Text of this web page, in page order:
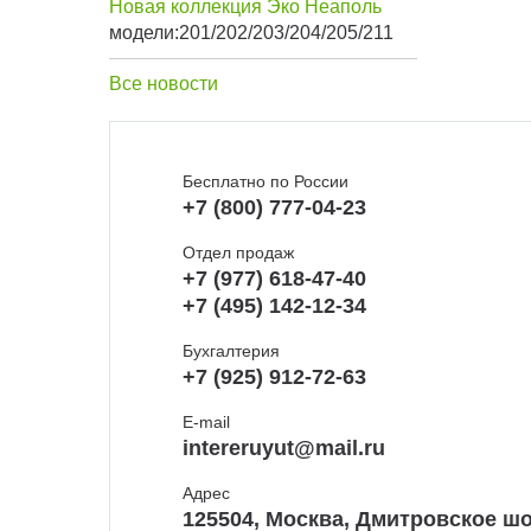
Новая коллекция Эко Неаполь
модели:201/202/203/204/205/211
Все новости
Бесплатно по России
+7 (800) 777-04-23
Отдел продаж
+7 (977) 618-47-40
+7 (495) 142-12-34
Бухгалтерия
+7 (925) 912-72-63
E-mail
intereruyut@mail.ru
Адрес
125504, Москва, Дмитровское